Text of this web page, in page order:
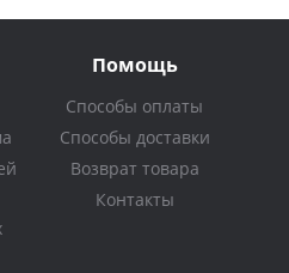
Помощь
Способы оплаты
Способы доставки
Возврат товара
Контакты